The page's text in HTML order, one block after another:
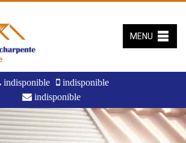
indisponible
indisponible
indisponible
MENU